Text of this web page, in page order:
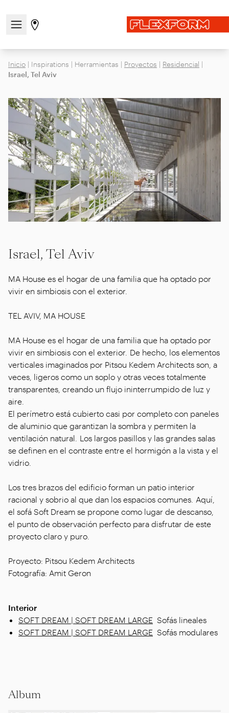
Abre/cierra el menú de navegación
Ir a la página de tiendas
Inicio | Inspirations | Herramientas | Proyectos | Residencial |
Israel, Tel Aviv
Israel, Tel Aviv
MA House es el hogar de una familia que ha optado por
vivir en simbiosis con el exterior.
TEL AVIV, MA HOUSE
MA House es el hogar de una familia que ha optado por
vivir en simbiosis con el exterior. De hecho, los elementos
verticales imaginados por Pitsou Kedem Architects son, a
veces, ligeros como un soplo y otras veces totalmente
transparentes, creando un flujo ininterrumpido de luz y
aire.
El perímetro está cubierto casi por completo con paneles
de aluminio que garantizan la sombra y permiten la
ventilación natural. Los largos pasillos y las grandes salas
se definen en el contraste entre el hormigón a la vista y el
vidrio.
Los tres brazos del edificio forman un patio interior
racional y sobrio al que dan los espacios comunes. Aquí,
el sofá Soft Dream se propone como lugar de descanso,
el punto de observación perfecto para disfrutar de este
proyecto claro y puro.
Proyecto: Pitsou Kedem Architects
Fotografía: Amit Geron
Interior
SOFT DREAM | SOFT DREAM LARGE Sofás lineales
SOFT DREAM | SOFT DREAM LARGE Sofás modulares
Album